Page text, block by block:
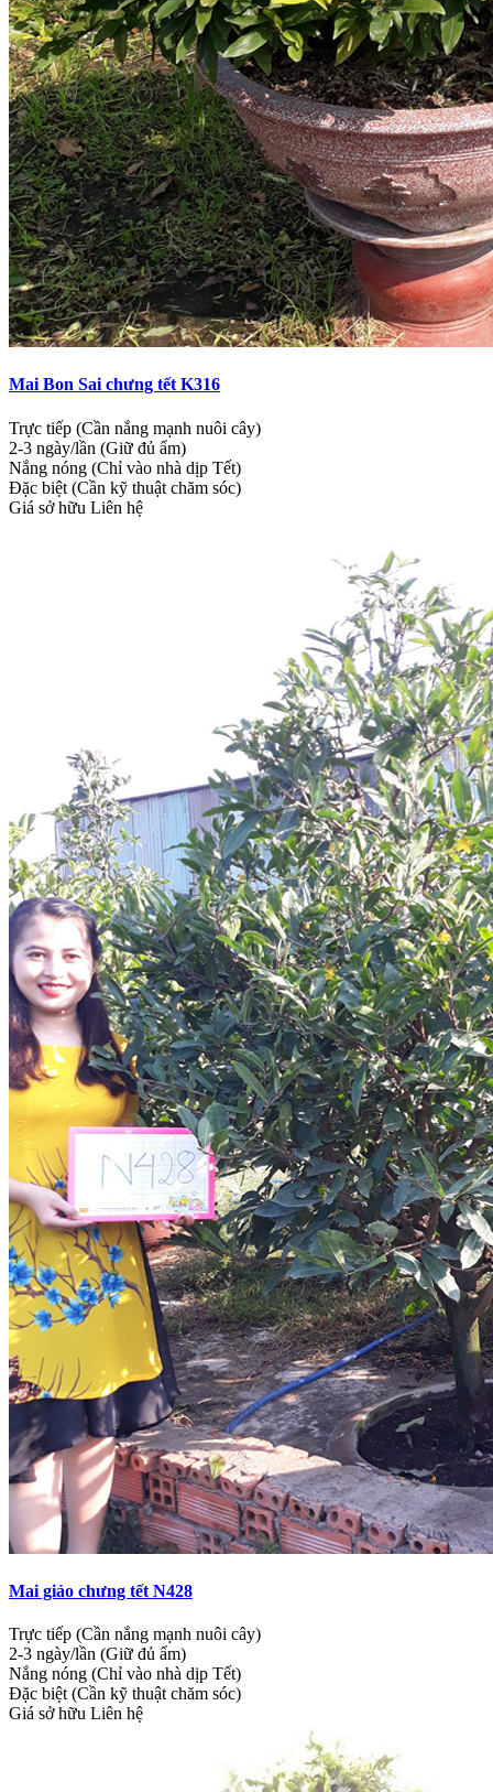
Mai Bon Sai chưng tết K316
Trực tiếp (Cần nắng mạnh nuôi cây)
2-3 ngày/lần (Giữ đủ ẩm)
Nắng nóng (Chỉ vào nhà dịp Tết)
Đặc biệt (Cần kỹ thuật chăm sóc)
Giá sở hữu Liên hệ
Mai giảo chưng tết N428
Trực tiếp (Cần nắng mạnh nuôi cây)
2-3 ngày/lần (Giữ đủ ẩm)
Nắng nóng (Chỉ vào nhà dịp Tết)
Đặc biệt (Cần kỹ thuật chăm sóc)
Giá sở hữu Liên hệ